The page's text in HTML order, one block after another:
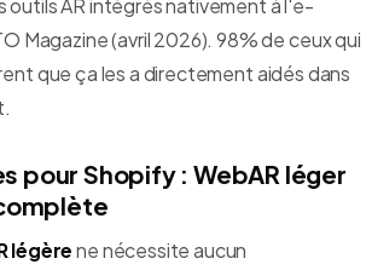
outils AR intégrés nativement à l'e-
Magazine (avril 2026). 98% de ceux qui
que ça les a directement aidés dans
pour Shopify : WebAR léger
légèrene nécessite aucun